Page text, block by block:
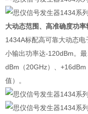
大动态范围、高准确度功率
1434A标配高可靠大动态
小输出功率达-120dBm。
dBm（20GHz）、
值）。